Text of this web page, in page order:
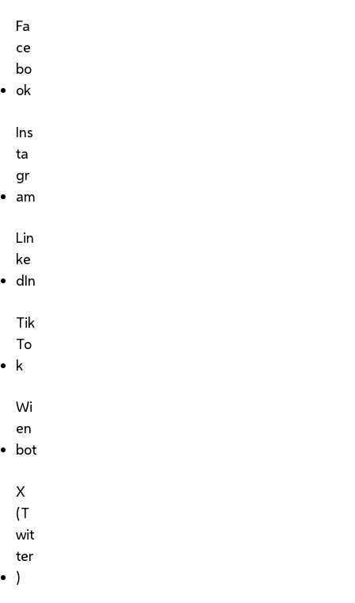
Fa
ce
bo
ok
Ins
ta
gr
am
Lin
ke
dIn
Tik
To
k
Wi
en
bot
X
(T
wit
ter
)